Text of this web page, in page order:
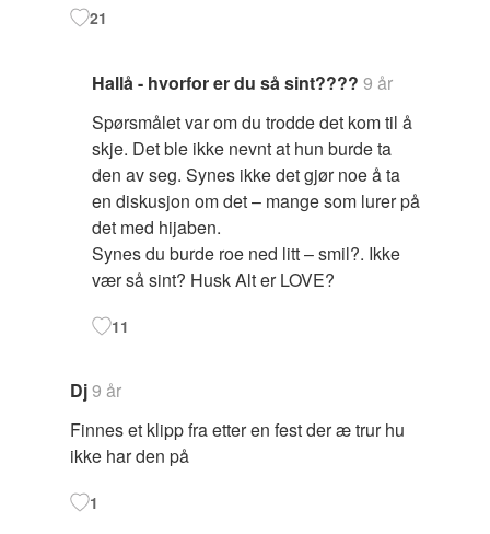
21
Hallå - hvorfor er du så sint???? 9 år
Spørsmålet var om du trodde det kom til å
skje. Det ble ikke nevnt at hun burde ta
den av seg. Synes ikke det gjør noe å ta
en diskusjon om det – mange som lurer på
det med hijaben.
Synes du burde roe ned litt – smil?. Ikke
vær så sint? Husk Alt er LOVE?
11
Dj9 år
Finnes et klipp fra etter en fest der æ trur hu
ikke har den på
1